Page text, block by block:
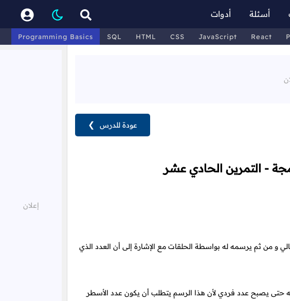
أسئلة أدوات
Programming Basics SQL HTML CSS JavaScript React
عودة للدرس ❯
- التمرين الحادي عشر
و من ثم يرسمه له بواسطة الحلقات مع الإشارة إلى أن العدد الذي
حتى يصبح عدد فردي لأن هذا الرسم يتطلب أن يكون عدد الأسطر